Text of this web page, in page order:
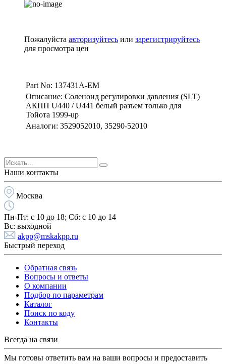
Пожалуйста авторизуйтесь или зарегистрируйтесь
для просмотра цен
Part No: 137431A-EM
Описание: Соленоид регулировки давления (SLT)
АКПП U440 / U441 белый разъем только для
Тойота 1999-up
Аналоги: 3529052010, 35290-52010
Наши контакты
Москва
Пн-Пт: с 10 до 18; Cб: с 10 до 14
Вс: выходной
akpp@mskakpp.ru
Быстрый переход
Обратная связь
Вопросы и ответы
О компании
Подбор по параметрам
Каталог
Поиск по коду
Контакты
Всегда на связи
Мы готовы ответить вам на ваши вопросы и предоставить